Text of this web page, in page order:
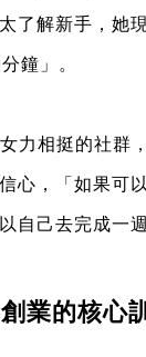
了解新手，她
鐘」。
力相挺的社群
心，「如果可
自己去完成一週
業的核心